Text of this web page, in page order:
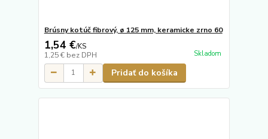
Brúsny kotúč fibrový, ø 125 mm, keramicke zrno 60
1,54 €/KS
1,25 € bez DPH Skladom
Pridať do košíka